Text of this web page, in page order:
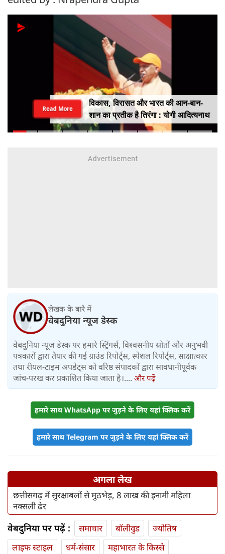
विकास, विरासत और भारत की आन-बान-
शान का प्रतीक है तिरंगा : योगी आदित्यनाथ
Read More
लेखक के बारे में
वेबदुनिया न्यूज डेस्क
वेबदुनिया न्यूज़ डेस्क पर हमारे स्ट्रिंगर्स, विश्वसनीय स्रोतों और अनुभवी
पत्रकारों द्वारा तैयार की गई ग्राउंड रिपोर्ट्स, स्पेशल रिपोर्ट्स, साक्षात्कार
तथा रीयल-टाइम अपडेट्स को वरिष्ठ संपादकों द्वारा सावधानीपूर्वक
जांच-परख कर प्रकाशित किया जाता है।.... और पढ़ें
हमारे साथ WhatsApp पर जुड़ने के लिए यहां क्लिक करें
हमारे साथ Telegram पर जुड़ने के लिए यहां क्लिक करें
अगला लेख
छत्तीसगढ़ में सुरक्षाबलों से मुठभेड़, 8 लाख की इनामी महिला
नक्सली ढेर
वेबदुनिया पर पढ़ें : समाचार बॉलीवुड
ज्योतिष
लाइफ स्‍टाइल
धर्म-संसार
महाभारत के किस्से